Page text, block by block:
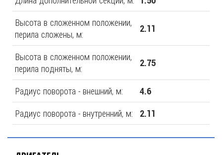
Высота в сложенном положении,
перила сложены, м:
2.11
Высота в сложенном положении,
перила подняты, м:
2.75
Радиус поворота - внешний, м: 4.6
Радиус поворота - внутренний, м: 2.11